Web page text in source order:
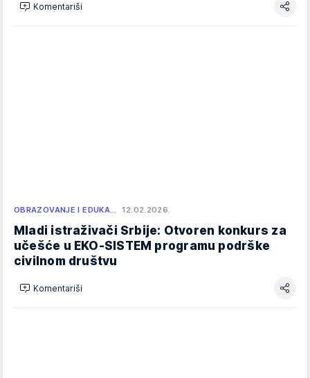
Komentariši
OBRAZOVANJE I EDUKA… 12.02.2026.
Mladi istraživači Srbije: Otvoren konkurs za
učešće u EKO-SISTEM programu podrške
civilnom društvu
Komentariši